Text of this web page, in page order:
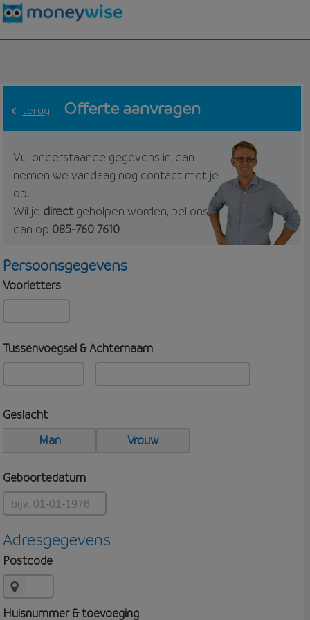
terug Offerte aanvragen
Vul onderstaande gegevens in, dan
nemen we vandaag nog contact met je
op.
Wil je directgeholpen worden, bel ons
dan op 085-760 7610
Persoonsgegevens
Voorletters
Tussenvoegsel & Achternaam
Geslacht
Man
Vrouw
Geboortedatum
Adresgegevens
Postcode
Huisnummer & toevoeging